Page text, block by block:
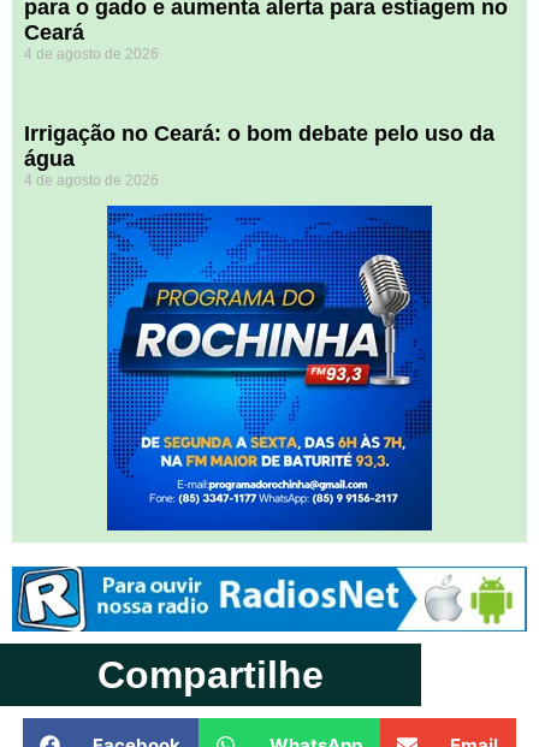
para o gado e aumenta alerta para estiagem no
Ceará
4 de agosto de 2026
Irrigação no Ceará: o bom debate pelo uso da
água
4 de agosto de 2026
Compartilhe